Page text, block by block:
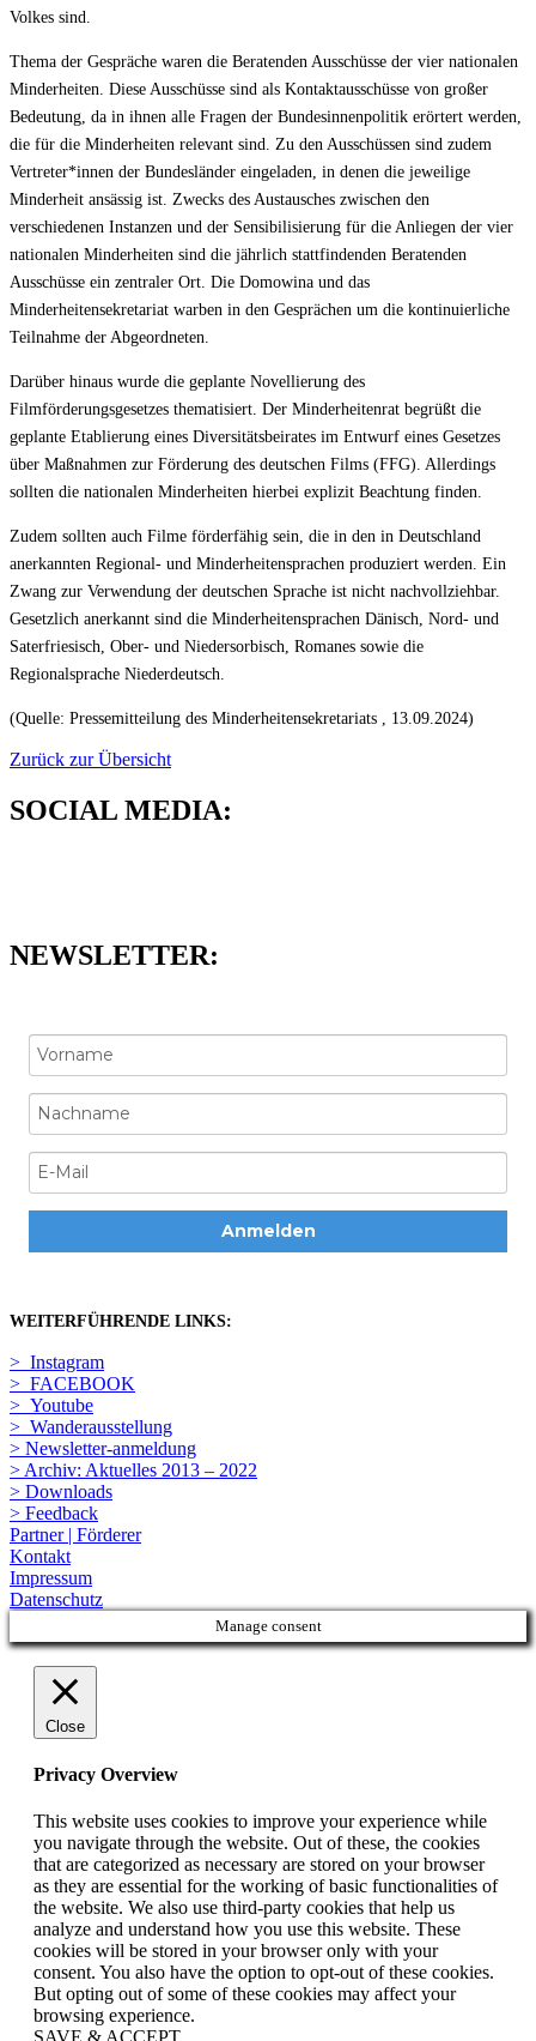
Volkes sind.
Thema der Gespräche waren die Beratenden Ausschüsse der vier nationalen
Minderheiten. Diese Ausschüsse sind als Kontaktausschüsse von großer
Bedeutung, da in ihnen alle Fragen der Bundesinnenpolitik erörtert werden,
die für die Minderheiten relevant sind. Zu den Ausschüssen sind zudem
Vertreter*innen der Bundesländer eingeladen, in denen die jeweilige
Minderheit ansässig ist. Zwecks des Austausches zwischen den
verschiedenen Instanzen und der Sensibilisierung für die Anliegen der vier
nationalen Minderheiten sind die jährlich stattfindenden Beratenden
Ausschüsse ein zentraler Ort. Die Domowina und das
Minderheitensekretariat warben in den Gesprächen um die kontinuierliche
Teilnahme der Abgeordneten.
Darüber hinaus wurde die geplante Novellierung des
Filmförderungsgesetzes thematisiert. Der Minderheitenrat begrüßt die
geplante Etablierung eines Diversitätsbeirates im Entwurf eines Gesetzes
über Maßnahmen zur Förderung des deutschen Films (FFG). Allerdings
sollten die nationalen Minderheiten hierbei explizit Beachtung finden.
Zudem sollten auch Filme förderfähig sein, die in den in Deutschland
anerkannten Regional- und Minderheitensprachen produziert werden. Ein
Zwang zur Verwendung der deutschen Sprache ist nicht nachvollziehbar.
Gesetzlich anerkannt sind die Minderheitensprachen Dänisch, Nord- und
Saterfriesisch, Ober- und Niedersorbisch, Romanes sowie die
Regionalsprache Niederdeutsch.
(Quelle: Pressemitteilung des Minderheitensekretariats , 13.09.2024)
Zurück zur Übersicht
SOCIAL MEDIA:
NEWSLETTER:
Anmelden
WEITERFÜHRENDE LINKS:
> Instagram
> FACEBOOK
> Youtube
> Wanderausstellung
> Newsletter-anmeldung
> Archiv: Aktuelles 2013 – 2022
> Downloads
> Feedback
Partner | Förderer
Kontakt
Impressum
Datenschutz
Manage consent
Close
Privacy Overview
This website uses cookies to improve your experience while
you navigate through the website. Out of these, the cookies
that are categorized as necessary are stored on your browser
as they are essential for the working of basic functionalities of
the website. We also use third-party cookies that help us
analyze and understand how you use this website. These
cookies will be stored in your browser only with your
consent. You also have the option to opt-out of these cookies.
But opting out of some of these cookies may affect your
browsing experience.